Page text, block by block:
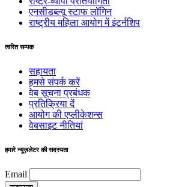
एनसीडब्ल्यू स्टाफ लॉगिन
राष्ट्रीय महिला आयोग में इंटर्नशिप
त्वरित सम्पक
सहायता
हमसे संपर्क करें
वेब सूचना प्रबंधक
प्रतिक्रिया दें
आयोग की एप्लीकेशन्स
वेबसाइट नीतियां
हमारे न्यूज़लेटर की सदस्यता
Email